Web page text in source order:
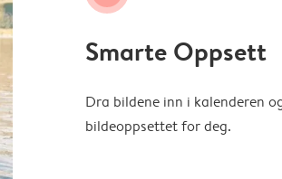
Smarte Oppsett
Dra bildene inn i kalenderen
bildeoppsettet for deg.